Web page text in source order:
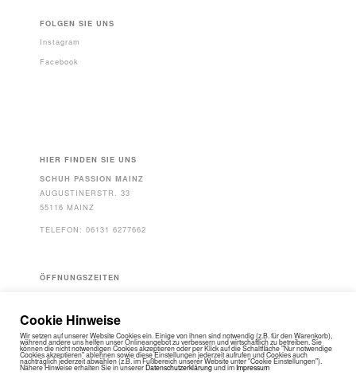
FOLGEN SIE UNS
Instagram
Facebook
HIER FINDEN SIE UNS
SCHUH PASSION MAINZ
AUGUSTINERSTR. 33
55116 MAINZ
TELEFON: 06131 6277662
ÖFFNUNGSZEITEN
Cookie Hinweise
Wir setzen auf unserer Website Cookies ein. Einige von ihnen sind notwendig (z.B. für den Warenkorb),
während andere uns helfen unser Onlineangebot zu verbessern und wirtschaftlich zu betreiben. Sie
können die nicht notwendigen Cookies akzeptieren oder per Klick auf die Schaltfläche "Nur notwendige
Cookies akzeptieren" ablehnen sowie diese Einstellungen jederzeit aufrufen und Cookies auch
nachträglich jederzeit abwählen (z.B. im Fußbereich unserer Website unter "Cookie Einstellungen").
Nähere Hinweise erhalten Sie in unsererDatenschutzerklärungund imImpressum